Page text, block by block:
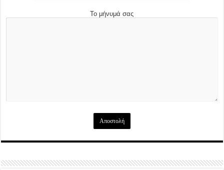
Το μήνυμά σας